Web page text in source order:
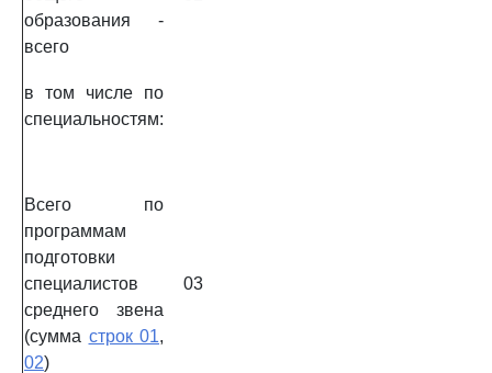
образования -
всего
в том числе по
специальностям:
Всего по
программам
подготовки
специалистов
среднего звена
(сумма строк 01,
02)
03